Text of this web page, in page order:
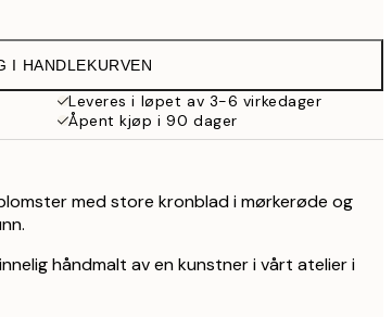
129 kr
215 kr
359 kr
I HANDLEKURVEN
Leveres i løpet av 3-6 virkedager
Åpent kjøp i 90 dager
med store kronblad i mørkerøde og
håndmalt av en kunstner i vårt atelier i